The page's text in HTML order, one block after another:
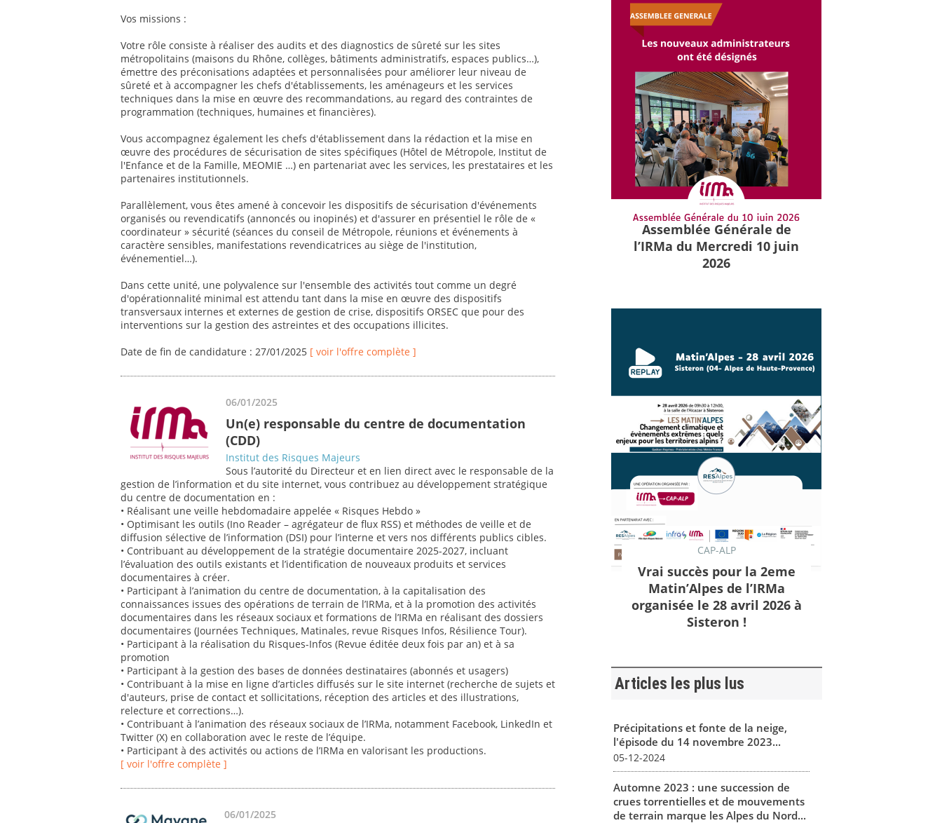
Vos missions :
Votre rôle consiste à réaliser des audits et des diagnostics de sûreté sur les sites
métropolitains (maisons du Rhône, collèges, bâtiments administratifs, espaces publics…),
émettre des préconisations adaptées et personnalisées pour améliorer leur niveau de
sûreté et à accompagner les chefs d'établissements, les aménageurs et les services
techniques dans la mise en œuvre des recommandations, au regard des contraintes de
programmation (techniques, humaines et financières).
Vous accompagnez également les chefs d'établissement dans la rédaction et la mise en
œuvre des procédures de sécurisation de sites spécifiques (Hôtel de Métropole, Institut de
l'Enfance et de la Famille, MEOMIE …) en partenariat avec les services, les prestataires et les
partenaires institutionnels.
Parallèlement, vous êtes amené à concevoir les dispositifs de sécurisation d'événements
organisés ou revendicatifs (annoncés ou inopinés) et d'assurer en présentiel le rôle de «
coordinateur » sécurité (séances du conseil de Métropole, réunions et événements à
caractère sensibles, manifestations revendicatrices au siège de l'institution,
événementiel…).
Dans cette unité, une polyvalence sur l'ensemble des activités tout comme un degré
d'opérationnalité minimal est attendu tant dans la mise en œuvre des dispositifs
transversaux internes et externes de gestion de crise, dispositifs ORSEC que pour des
interventions sur la gestion des astreintes et des occupations illicites.
Date de fin de candidature : 27/01/2025 [ voir l'offre complète ]
06/01/2025
Un(e) responsable du centre de documentation
(CDD)
Institut des Risques Majeurs
Sous l’autorité du Directeur et en lien direct avec le responsable de la
gestion de l’information et du site internet, vous contribuez au développement stratégique
du centre de documentation en :
• Réalisant une veille hebdomadaire appelée « Risques Hebdo »
• Optimisant les outils (Ino Reader – agrégateur de flux RSS) et méthodes de veille et de
diffusion sélective de l’information (DSI) pour l’interne et vers nos différents publics cibles.
• Contribuant au développement de la stratégie documentaire 2025-2027, incluant
l’évaluation des outils existants et l’identification de nouveaux produits et services
documentaires à créer.
• Participant à l’animation du centre de documentation, à la capitalisation des
connaissances issues des opérations de terrain de l’IRMa, et à la promotion des activités
documentaires dans les réseaux sociaux et formations de l’IRMa en réalisant des dossiers
documentaires (Journées Techniques, Matinales, revue Risques Infos, Résilience Tour).
• Participant à la réalisation du Risques-Infos (Revue éditée deux fois par an) et à sa
promotion
• Participant à la gestion des bases de données destinataires (abonnés et usagers)
• Contribuant à la mise en ligne d’articles diffusés sur le site internet (recherche de sujets et
d'auteurs, prise de contact et sollicitations, réception des articles et des illustrations,
relecture et corrections…).
• Contribuant à l’animation des réseaux sociaux de l’IRMa, notamment Facebook, LinkedIn et
Twitter (X) en collaboration avec le reste de l’équipe.
• Participant à des activités ou actions de l’IRMa en valorisant les productions.
[ voir l'offre complète ]
06/01/2025
Assemblée Générale de
l’IRMa du Mercredi 10 juin
2026
CAP-ALP
Vrai succès pour la 2eme
Matin’Alpes de l’IRMa
organisée le 28 avril 2026 à
Sisteron !
Articles les plus lus
Précipitations et fonte de la neige,
l'épisode du 14 novembre 2023...
05-12-2024
Automne 2023 : une succession de
crues torrentielles et de mouvements
de terrain marque les Alpes du Nord...